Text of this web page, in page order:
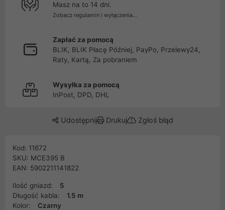
Masz na to 14 dni.
Zobacz regulamin i wyłączenia...
Zapłać za pomocą
BLIK, BLIK Płacę Później, PayPo, Przelewy24,
Raty, Kartą, Za pobraniem
Wysyłka za pomocą
InPost, DPD, DHL
Udostępnij Drukuj Zgłoś błąd
Kod: 11672
SKU: MCE395 B
EAN: 5902211141822
Ilość gniazd:
5
Długość kabla:
1.5 m
Kolor:
Czarny